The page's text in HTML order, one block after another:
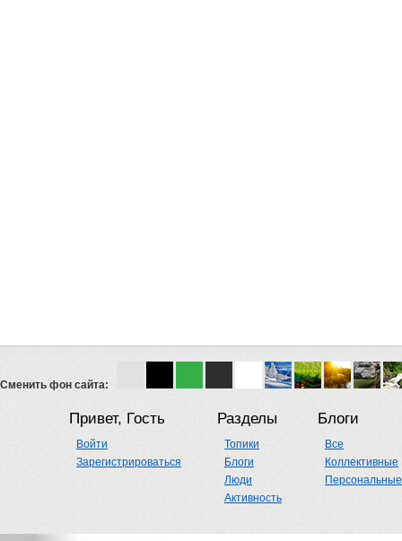
Сменить фон сайта:
Привет, Гость
Войти
Зарегистрироваться
Разделы
Топики
Блоги
Люди
Активность
Блоги
Все
Коллективные
Персональные